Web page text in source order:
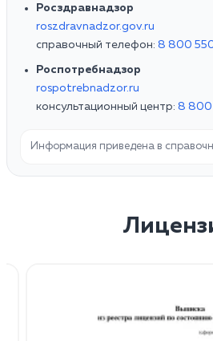
Росздравнадзор
roszdravnadzor.gov.ru
справочный телефон: 8 800
Роспотребнадзор
rospotrebnadzor.ru
консультационный центр: 8 800
Информация приведена в